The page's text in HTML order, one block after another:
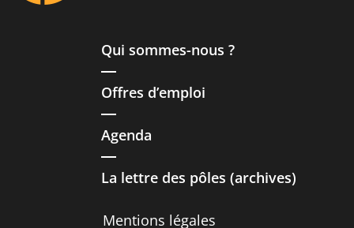
Qui sommes-nous ?
Offres d’emploi
Agenda
La lettre des pôles (archives)
Mentions légales